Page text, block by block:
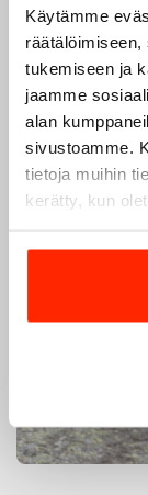
Käytämme
tukemiseen ja
jaamme
alan
sivustoamme.
tietoja muihin
kerätty, kun